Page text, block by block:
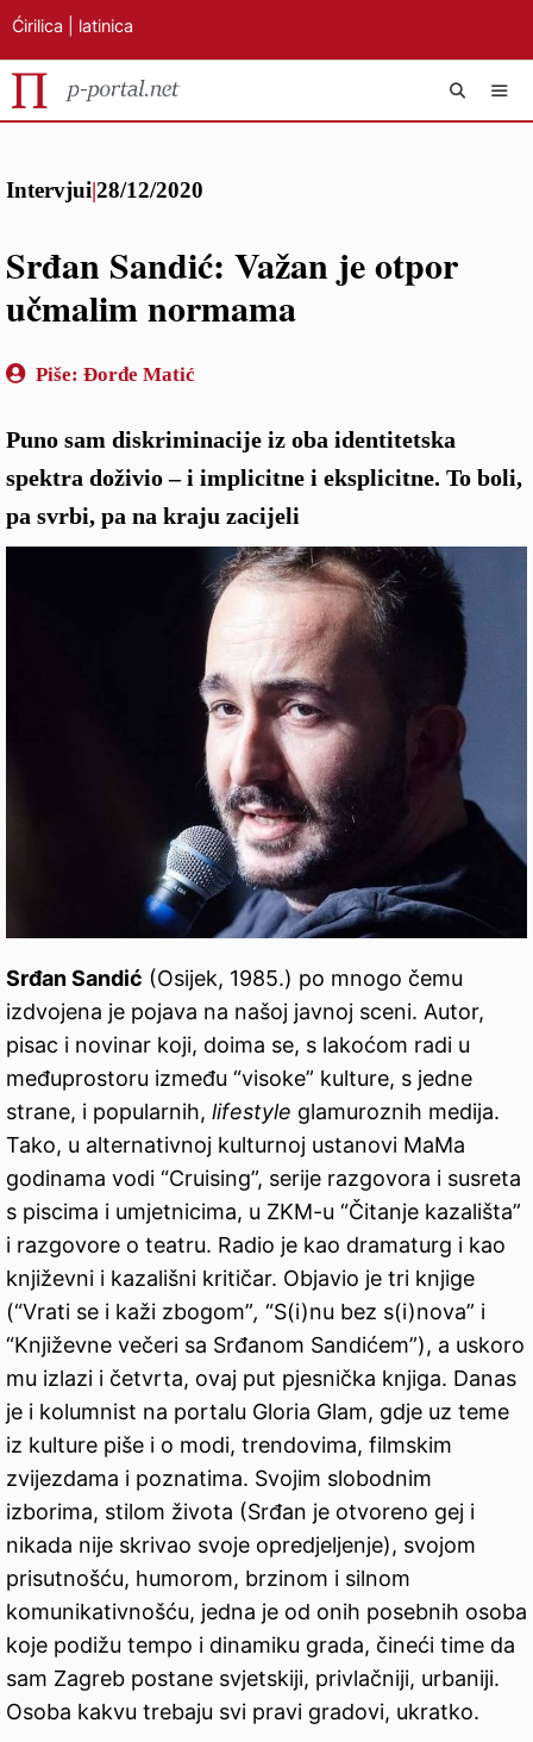
sadržaj
Ćirilica latinica
Intervjui|28/12/2020
Srđan Sandić: Važan je otpor
učmalim normama
Piše: Đorđe Matić
Puno sam diskriminacije iz oba identitetska
spektra doživio – i implicitne i eksplicitne. To boli,
pa svrbi, pa na kraju zacijeli
Srđan Sandić (Osijek, 1985.) po mnogo čemu
izdvojena je pojava na našoj javnoj sceni. Autor,
pisac i novinar koji, doima se, s lakoćom radi u
međuprostoru između “visoke” kulture, s jedne
strane, i popularnih, lifestyle glamuroznih medija.
Tako, u alternativnoj kulturnoj ustanovi MaMa
godinama vodi “Cruising”, serije razgovora i susreta
s piscima i umjetnicima, u ZKM-u “Čitanje kazališta”
i razgovore o teatru. Radio je kao dramaturg i kao
književni i kazališni kritičar. Objavio je tri knjige
(“Vrati se i kaži zbogom”, “S(i)nu bez s(i)nova” i
“Književne večeri sa Srđanom Sandićem”), a uskoro
mu izlazi i četvrta, ovaj put pjesnička knjiga. Danas
je i kolumnist na portalu Gloria Glam, gdje uz teme
iz kulture piše i o modi, trendovima, filmskim
zvijezdama i poznatima. Svojim slobodnim
izborima, stilom života (Srđan je otvoreno gej i
nikada nije skrivao svoje opredjeljenje), svojom
prisutnošću, humorom, brzinom i silnom
komunikativnošću, jedna je od onih posebnih osoba
koje podižu tempo i dinamiku grada, čineći time da
sam Zagreb postane svjetskiji, privlačniji, urbaniji.
Osoba kakvu trebaju svi pravi gradovi, ukratko.